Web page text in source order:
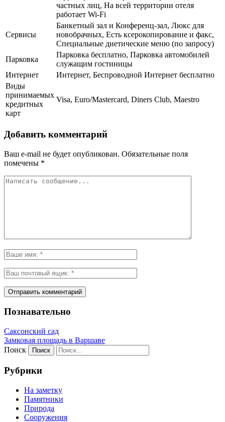
частных лиц, На всей территории отеля
работает Wi-Fi
Сервисы
Банкетный зал и Конференц-зал, Люкс для
новобрачных, Есть ксерокопирование и факс,
Специальные диетические меню (по запросу)
Парковка
Парковка бесплатно, Парковка автомобилей
служащим гостиницы
Интернет
Интернет, Беспроводной Интернет бесплатно
Виды
принимаемых
кредитных
карт
Visa, Euro/Mastercard, Diners Club, Maestro
Добавить комментарий
Ваш e-mail не будет опубликован. Обязательные поля
помечены *
Познавательно
Саксонский сад
Замковая площадь в Варшаве
Поиск
Рубрики
На заметку
Памятники
Природа
Сооружения